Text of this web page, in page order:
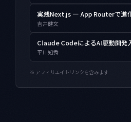
吉井健文
Claude CodeによるAI駆動開発
平川知秀
※ アフィリエイトリンクを含みます